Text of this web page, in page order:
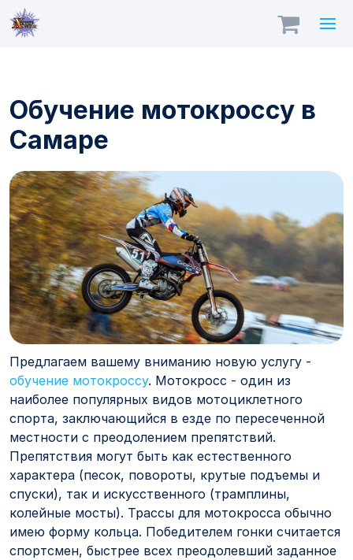
Обучение мотокроссу в
Самаре
Предлагаем вашему вниманию новую услугу -
обучение мотокроссу. Мотокросс - один из
наиболее популярных видов мотоциклетного
спорта, заключающийся в езде по пересеченной
местности с преодолением препятствий.
Препятствия могут быть как естественного
характера (песок, повороты, крутые подъемы и
спуски), так и искусственного (трамплины,
колейные мосты). Трассы для мотокросса обычно
имею форму кольца. Победителем гонки считается
спортсмен, быстрее всех преодолевший заданное